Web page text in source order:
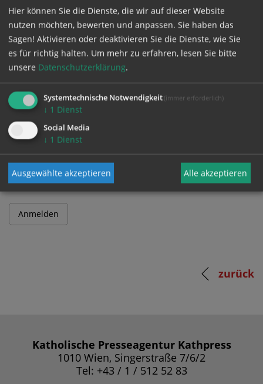
GESCHÜTZTER BEREICH
Bitte melden Sie sich mit Ihrem Benutzernamen
und Passwort an.
Benutzername
zurück
Katholische Presseagentur Kathpress
1010 Wien, Singerstraße 7/6/2
Tel: +43 / 1 / 512 52 83
Hier können Sie die Dienste, die wir auf dieser Website
nutzen möchten, bewerten und anpassen. Sie haben das
Sagen! Aktivieren oder deaktivieren Sie die Dienste, wie Sie
es für richtig halten. Um mehr zu erfahren, lesen Sie bitte
unsere Datenschutzerklärung.
Systemtechnische Notwendigkeit (immer erforderlich)
↓ 1 Dienst
Social Media
↓ 1 Dienst
Ausgewählte akzeptieren Alle akzeptieren